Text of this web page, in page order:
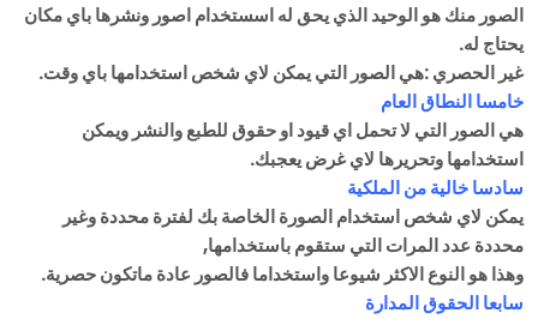
الصور منك هو الوحيد الذي يحق له اسستخدام اصور ونشرها باي مكان
يحتاج له.
غير الحصري :هي الصور التي يمكن لاي شخص استخدامها باي وقت.
خامسا النطاق العام
هي الصور التي لا تحمل اي قيود او حقوق للطبع والنشر ويمكن
استخدامها وتحريرها لاي غرض يعجبك.
سادسا خالية من الملكية
يمكن لاي شخص استخدام الصورة الخاصة بك لفترة محددة وغير
محددة عدد المرات التي ستقوم باستخدامها,
وهذا هو النوع الاكثر شيوعا واستخداما فالصور عادة ماتكون حصرية.
سابعا الحقوق المدارة